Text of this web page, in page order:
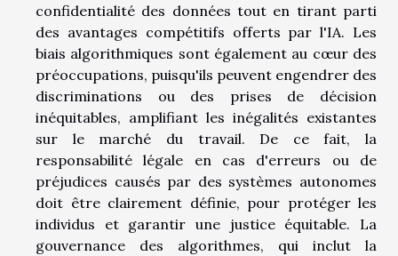
confidentialité des données tout en tirant parti
des avantages compétitifs offerts par l'IA. Les
biais algorithmiques sont également au cœur des
préoccupations, puisqu'ils peuvent engendrer des
discriminations ou des prises de décision
inéquitables, amplifiant les inégalités existantes
sur le marché du travail. De ce fait, la
responsabilité légale en cas d'erreurs ou de
préjudices causés par des systèmes autonomes
doit être clairement définie, pour protéger les
individus et garantir une justice équitable. La
gouvernance des algorithmes, qui inclut la